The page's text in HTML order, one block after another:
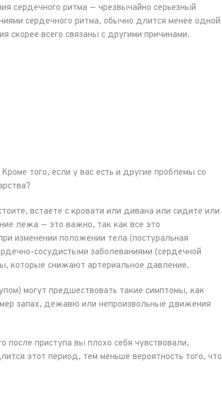
сердечного ритма — чрезвычайно серьезный
сердечного ритма, обычно длится менее одной
скорее всего связаны с другими причинами.
того, если у вас есть и другие проблемы со
встаете с кровати или дивана или сидите или
лежа — это важно, так как все это
изменении положении тела (постуральная
сосудистыми заболеваниями (сердечной
которые снижают артериальное давление.
могут предшествовать такие симптомы, как
запах, дежавю или непроизвольные движения
приступа вы плохо себя чувствовали,
этот период, тем меньше вероятность того, что